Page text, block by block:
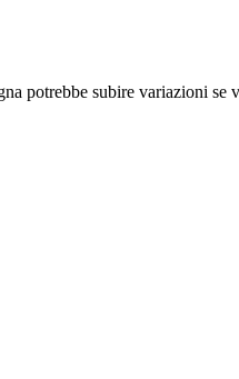
potrebbe subire variazioni se